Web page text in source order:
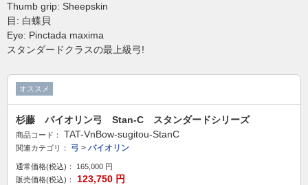
Thumb grip: Sheepskin
目: 白蝶貝
Eye: Pinctada maxima
スタンダードクラスの最上級弓!
オススメ
杉藤 バイオリン弓 Stan-C スタンダードシリーズ
商品コード： TAT-VnBow-sugitou-StanC
関連カテゴリ： 弓 > バイオリン
通常価格(税込)： 165,000 円
販売価格(税込)：
123,750 円